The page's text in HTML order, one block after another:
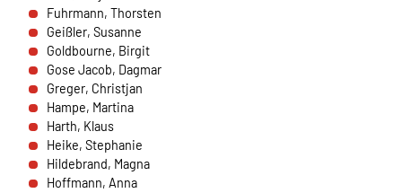
Fuhrmann, Thorsten
Geißler, Susanne
Goldbourne, Birgit
Gose Jacob, Dagmar
Greger, Christjan
Hampe, Martina
Harth, Klaus
Heike, Stephanie
Hildebrand, Magna
Hoffmann, Anna
Cookie Laufzeit:
1 Jahr
SPENDENFORMULAR
Warum bitten wir darum für das Spendenformular
Daten übertragen zu dürfen?
Es werden Daten an HelpDirect und an Google